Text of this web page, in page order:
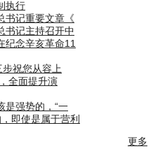
执行
书记重要文章《
书记主持召开中
纪念辛亥革命11
步祝您从容上
全面提升演
是强势的，“一
即使是属于营利
更多